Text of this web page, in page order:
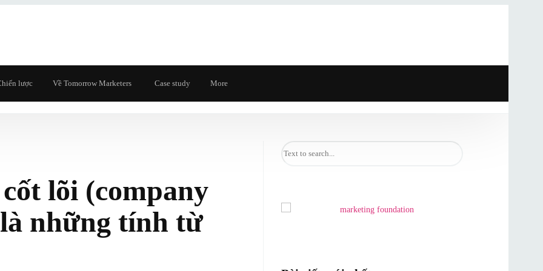
lược Về Tomorrow Marketers Case study More
lõi (company
những tính từ
Search
for: